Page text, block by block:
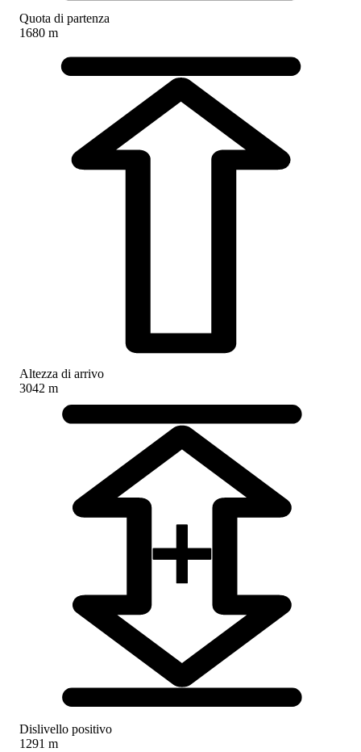
Quota di partenza
1680 m
Altezza di arrivo
3042 m
Dislivello positivo
1291 m